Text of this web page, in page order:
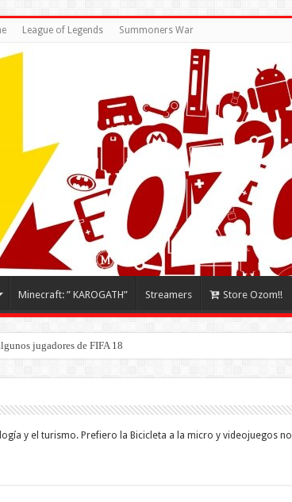
League of Legends Summoners War
Minecraft: ” KAROGATH” Streamers Store Ozom!!
jugadores de FIFA 18
y el turismo. Prefiero la Bicicleta a la micro y videojuegos no